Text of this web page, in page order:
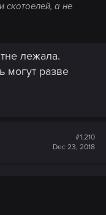
скотоелей, а не
лежала.
могут разве
#1,210
Dec 23, 2018